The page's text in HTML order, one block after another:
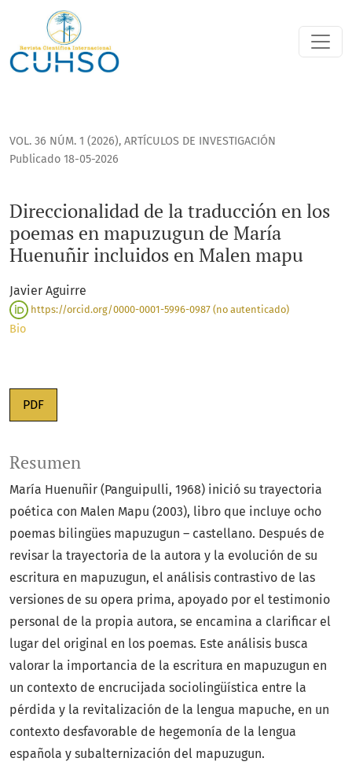
Direccionalidad de la traducción en los poemas en
VOL. 36 NÚM. 1 (2026), ARTÍCULOS DE INVESTIGACIÓN
Direccionalidad de la traducción en los
poemas en mapuzugun de María
Huenuñir incluidos en Malen mapu
Publicado 18-05-2026
Javier Aguirre
https://orcid.org/0000-0001-5996-0987 (no autenticado)
Bio
PDF
Resumen
María Huenuñir (Panguipulli, 1968) inició su trayectoria
poética con Malen Mapu (2003), libro que incluye ocho
poemas bilingües mapuzugun – castellano. Después de
revisar la trayectoria de la autora y la evolución de su
escritura en mapuzugun, el análisis contrastivo de las
versiones de su opera prima, apoyado por el testimonio
personal de la propia autora, se encamina a clarificar el
lugar del original en los poemas. Este análisis busca
valorar la importancia de la escritura en mapuzugun en
un contexto de encrucijada sociolingüística entre la
pérdida y la revitalización de la lengua mapuche, en un
contexto desfavorable de hegemonía de la lengua
española y subalternización del mapuzugun.